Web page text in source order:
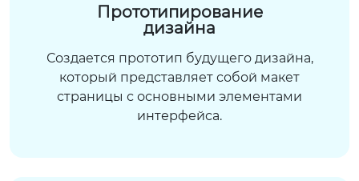
Прототипирование
дизайна
Создается прототип будущего дизайна,
который представляет собой макет
страницы с основными элементами
интерфейса.